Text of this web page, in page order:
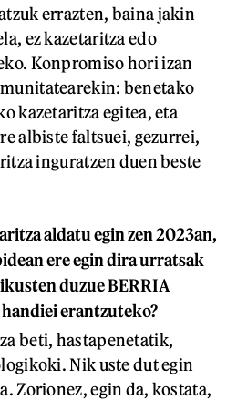
errazten, baina jakin
ez kazetaritza edo
Konpromiso hori izan
benetako
kazetaritza egitea, eta
albiste faltsuei, gezurrei,
inguratzen duen beste
aldatu egin zen 2023an,
ere egin dira urratsak
duzue BERRIA
erantzuteko?
beti, hastapenetatik,
Nik uste dut egin
Zorionez, egin da, kostata,